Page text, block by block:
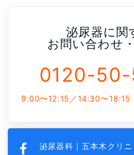
泌尿器に関
お問い合わせ
0120-
9:00〜12:15／14:30〜18:15
泌尿器科｜五本木クリニ